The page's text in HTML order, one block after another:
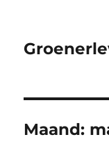
Maand: